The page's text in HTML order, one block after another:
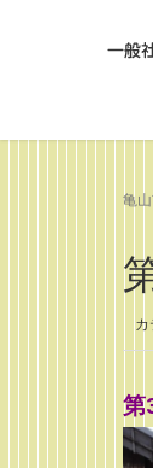
亀
カ
第